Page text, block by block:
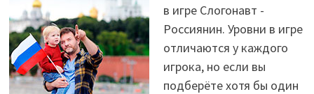
в игре Слогонавт -
Россиянин. Уровни в игре
отличаются у каждого
игрока, но если вы
подберёте хотя бы один